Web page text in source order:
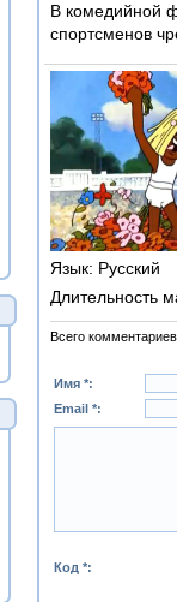
В комедийной
спортсменов
Язык: Русский
Длительность
Всего комментариев
Имя *:
Email *:
Код *: